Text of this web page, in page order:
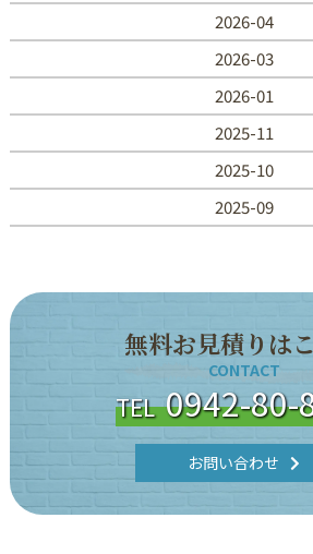
2026-04
2026-03
2026-01
2025-11
2025-10
2025-09
無料お見積り はこ
CONTACT
TEL 0942-80-
お問い合わせ